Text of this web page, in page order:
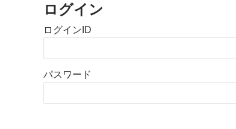
ログイン
ログインID
パスワード